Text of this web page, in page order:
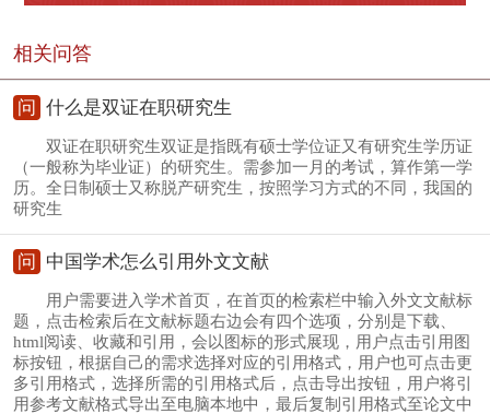
相关问答
问 什么是双证在职研究生
双证在职研究生双证是指既有硕士学位证又有研究生学历证
（一般称为毕业证）的研究生。需参加一月的考试，算作第一学
历。全日制硕士又称脱产研究生，按照学习方式的不同，我国的
研究生
问 中国学术怎么引用外文文献
用户需要进入学术首页，在首页的检索栏中输入外文文献标
题，点击检索后在文献标题右边会有四个选项，分别是下载、
html阅读、收藏和引用，会以图标的形式展现，用户点击引用图
标按钮，根据自己的需求选择对应的引用格式，用户也可点击更
多引用格式，选择所需的引用格式后，点击导出按钮，用户将引
用参考文献格式导出至电脑本地中，最后复制引用格式至论文中